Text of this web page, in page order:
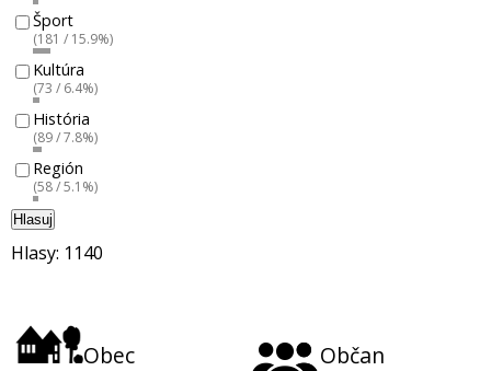
Šport
(181 / 15.9%)
Kultúra
(73 / 6.4%)
História
(89 / 7.8%)
Región
(58 / 5.1%)
Hlasuj
Hlasy: 1140
Obec Občan